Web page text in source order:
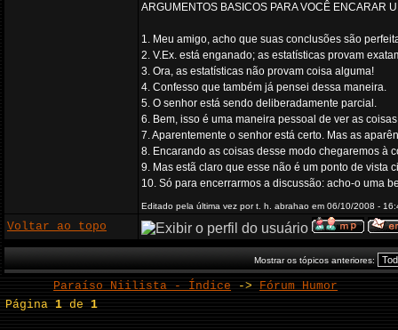
ARGUMENTOS BASICOS PARA VOCÊ ENCARAR
1. Meu amigo, acho que suas conclusões são
2. V.Ex. está enganado; as estatísticas provam
3. Ora, as estatísticas não provam coisa alguma!
4. Confesso que também já pensei dessa maneira.
5. O senhor está sendo deliberadamente parcial.
6. Bem, isso é uma maneira pessoal de ver as
7. Aparentemente o senhor está certo. Mas as
8. Encarando as coisas desse modo chegaremos à
9. Mas estã claro que esse não é um ponto de vista
10. Só para encerrarmos a discussão: acho-o uma
Editado pela última vez por t. h. abrahao em 06/10/2008 -
Voltar ao topo
Mostrar os tópicos anteriores:
Paraíso Niilista - Índice -> Fórum Humor
Página1 de1